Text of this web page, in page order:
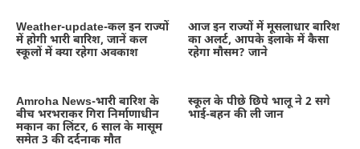
Weather-update-कल इन राज्यों
में होगी भारी बारिश, जानें कल
स्कूलों में क्या रहेगा अवकाश
आज इन राज्यों में मूसलाधार बारिश
का अलर्ट, आपके इलाके में कैसा
रहेगा मौसम? जाने
Amroha News-भारी बारिश के
बीच भरभराकर गिरा निर्माणाधीन
मकान का लिंटर, 6 साल के मासूम
समेत 3 की दर्दनाक मौत
स्कूल के पीछे छिपे भालू ने 2 सगे
भाई-बहन की ली जान